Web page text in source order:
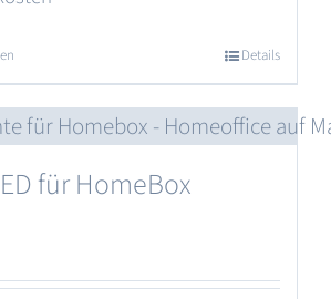
weist
mehrere
Die
Details
für HomeBox